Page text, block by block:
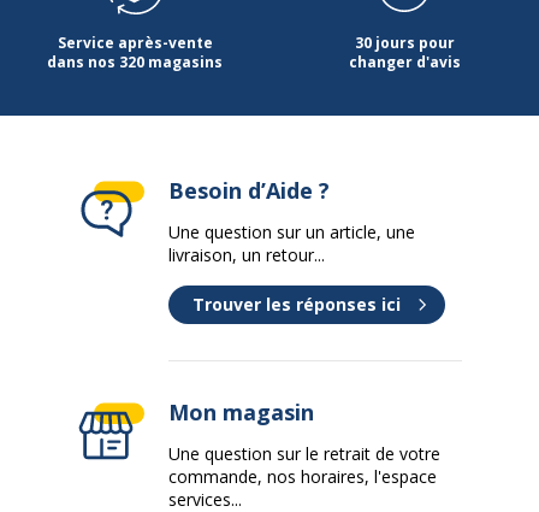
Service après-vente
dans nos 320 magasins
30 jours pour
changer d'avis
Besoin d’Aide ?
Une question sur un article, une
livraison, un retour...
Trouver les réponses ici
Mon magasin
Une question sur le retrait de votre
commande, nos horaires, l'espace
services...